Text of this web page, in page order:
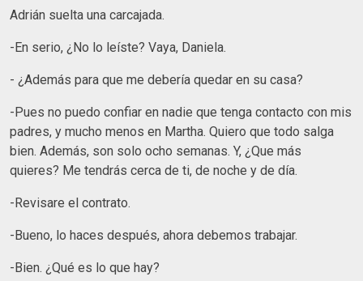
Adrián suelta una carcajada.
-En serio, ¿No lo leíste? Vaya, Daniela.
- ¿Además para que me debería quedar en su casa?
-Pues no puedo confiar en nadie que tenga contacto con mis
padres, y mucho menos en Martha. Quiero que todo salga
bien. Además, son solo ocho semanas. Y, ¿Que más
quieres? Me tendrás cerca de ti, de noche y de día.
-Revisare el contrato.
-Bueno, lo haces después, ahora debemos trabajar.
-Bien. ¿Qué es lo que hay?